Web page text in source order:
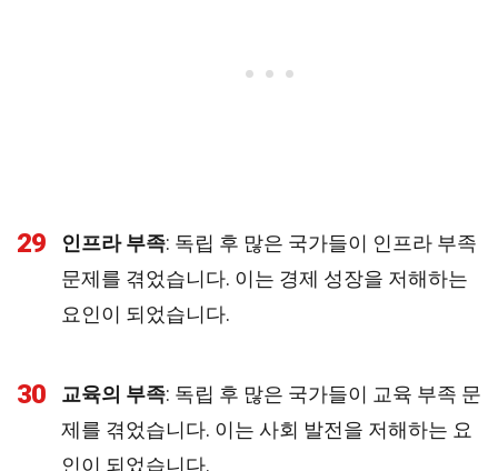
29 인프라 부족: 독립 후 많은 국가들이 인프라 부족
문제를 겪었습니다. 이는 경제 성장을 저해하는
요인이 되었습니다.
30 교육의 부족: 독립 후 많은 국가들이 교육 부족 문
제를 겪었습니다. 이는 사회 발전을 저해하는 요
인이 되었습니다.